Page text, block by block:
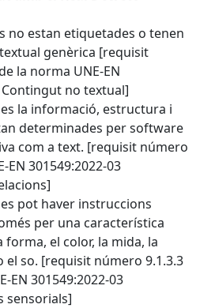
no estan etiquetades o tenen
genèrica [requisit
la norma UNE-EN
Contingut no textual]
la informació, estructura i
determinades per software
com a text. [requisit número
EN 301549:2022-03
pot haver instruccions
per una característica
forma, el color, la mida, la
el so. [requisit número 9.1.3.3
EN 301549:2022-03
sensorials]